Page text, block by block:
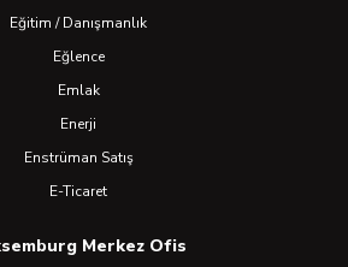
Eğitim / Danışmanlık
Eğlence
Emlak
Enerji
Enstrüman Satış
E-Ticaret
Merkez Ofis